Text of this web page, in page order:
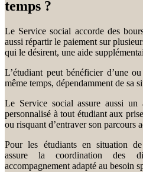
temps ?
Le Service social accorde des
aussi répartir le paiement sur
qui le désirent, une aide
L’étudiant peut bénéficier d’une
même temps, dépendamment de sa
Le Service social assure aussi un
personnalisé à tout étudiant aux
ou risquant d’entraver son parcours
Pour les étudiants en situation de
assure la coordination des
accompagnement adapté au besoin